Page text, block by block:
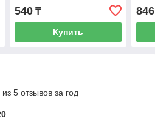
540₸
Купить
846
5 отзывов за год